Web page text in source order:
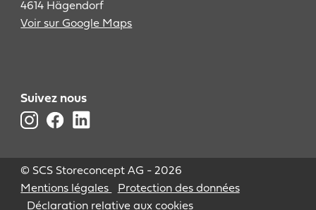
4614 Hägendorf
Voir sur Google Maps
Suivez nous
© SCS Storeconcept AG - 2026
Mentions légales
Protection des données
Déclaration relative aux cookies